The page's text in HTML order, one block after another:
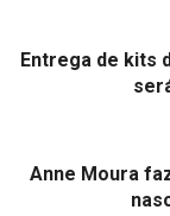
Entrega de kits
Anne Moura